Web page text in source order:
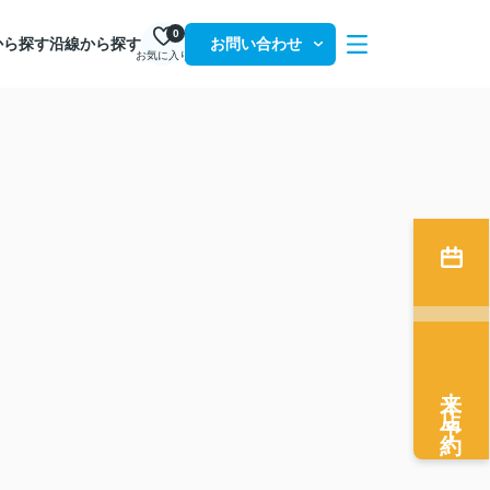
探す沿線から探す
お気に入り
0
お問い合わせ
来店予約